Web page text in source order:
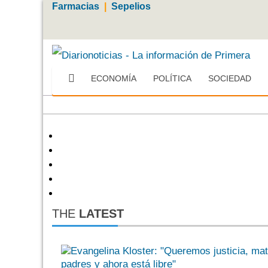
Farmacias Sepelios
ECONOMÍA POLÍTICA SOCIEDAD
THE LATEST